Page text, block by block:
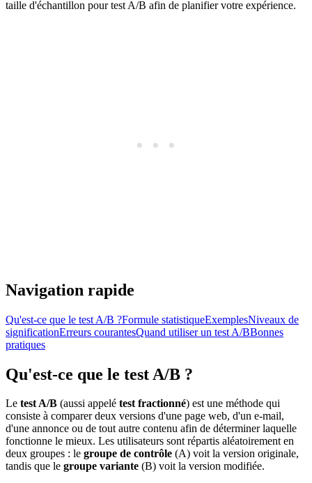
taille d'échantillon pour test A/B afin de planifier votre expérience.
Navigation rapide
Qu'est-ce que le test A/B ?Formule statistiqueExemplesNiveaux de
significationErreurs courantesQuand utiliser un test A/BBonnes
pratiques
Qu'est-ce que le test A/B ?
Le test A/B (aussi appelé test fractionné) est une méthode qui
consiste à comparer deux versions d'une page web, d'un e-mail,
d'une annonce ou de tout autre contenu afin de déterminer laquelle
fonctionne le mieux. Les utilisateurs sont répartis aléatoirement en
deux groupes : le groupe de contrôle (A) voit la version originale,
tandis que le groupe variante (B) voit la version modifiée.